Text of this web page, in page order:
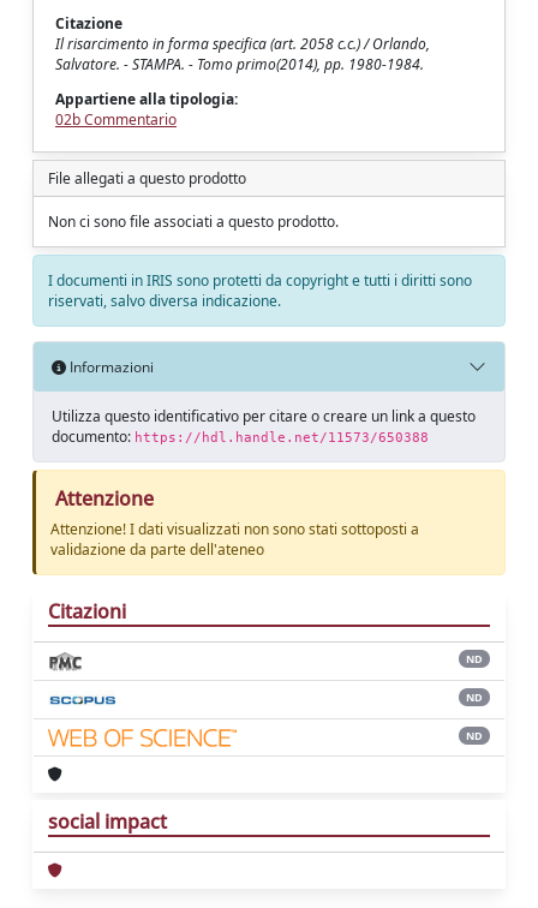
Citazione
Il risarcimento in forma specifica (art. 2058 c.c.) / Orlando,
Salvatore. - STAMPA. - Tomo primo(2014), pp. 1980-1984.
Appartiene alla tipologia:
02b Commentario
File allegati a questo prodotto
Non ci sono file associati a questo prodotto.
I documenti in IRIS sono protetti da copyright e tutti i diritti sono
riservati, salvo diversa indicazione.
Informazioni
Utilizza questo identificativo per citare o creare un link a questo
documento: https://hdl.handle.net/11573/650388
Attenzione
Attenzione! I dati visualizzati non sono stati sottoposti a
validazione da parte dell'ateneo
Citazioni
ND
ND
ND
social impact